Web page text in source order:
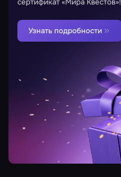
Узнать подробности